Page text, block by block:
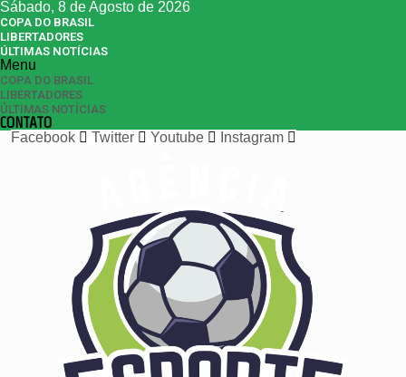
Sábado, 8 de Agosto de 2026
COPA DO BRASIL
LIBERTADORES
ÚLTIMAS NOTÍCIAS
Menu
COPA DO BRASIL
LIBERTADORES
ÚLTIMAS NOTÍCIAS
CONTATO
Facebook
Twitter Youtube Instagram